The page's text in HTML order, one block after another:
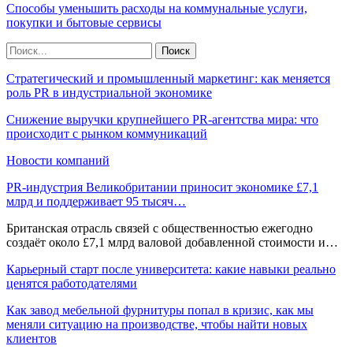
Способы уменьшить расходы на коммунальные услуги,
покупки и бытовые сервисы
Стратегический и промышленный маркетинг: как меняется
роль PR в индустриальной экономике
Снижение выручки крупнейшего PR-агентства мира: что
происходит с рынком коммуникаций
Новости компаний
PR-индустрия Великобритании приносит экономике £7,1
млрд и поддерживает 95 тысяч…
Британская отрасль связей с общественностью ежегодно
создаёт около £7,1 млрд валовой добавленной стоимости и…
Карьерный старт после университета: какие навыки реально
ценятся работодателями
Как завод мебельной фурнитуры попал в кризис, как мы
меняли ситуацию на производстве, чтобы найти новых
клиентов